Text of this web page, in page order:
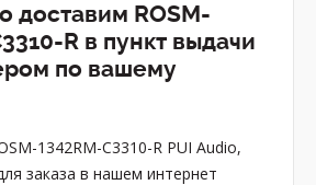
доставим ROSM-
R в пункт выдачи
по вашему
1342RM-C3310-R PUI Audio,
заказа в нашем интернет